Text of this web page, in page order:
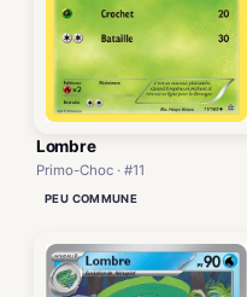
Lombre
Primo-Choc · #11
PEU COMMUNE